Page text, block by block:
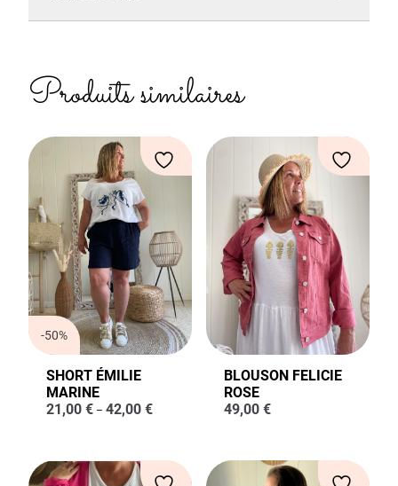
Produits similaires
-50%
SHORT ÉMILIE
MARINE
21,00 € – 42,00 €
BLOUSON FELICIE
ROSE
49,00 €